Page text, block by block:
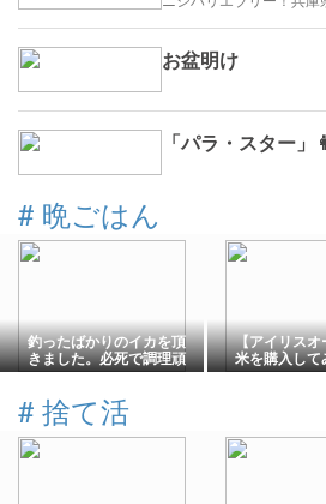
お盆明け
「パラ・スター
# 晩ごはん
釣ったばかりのイカを頂
きました。必死で調理頑
張りました！旨し。
【アイリス
米を購入し
性と使いや
# 捨て活